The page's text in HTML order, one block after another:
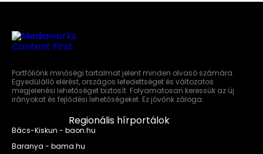
Portfóliónk minőségi tartalmat jelent minden olvasó számára.
Egyedülálló elérést, országos lefedettséget és változatos
megjelenési lehetőséget biztosít. Folyamatosan keressük az új
irányokat és fejlődési lehetőségeket. Ez jövőnk záloga.
Regionális hírportálok
Bács-Kiskun - baon.hu
Baranya - bama.hu